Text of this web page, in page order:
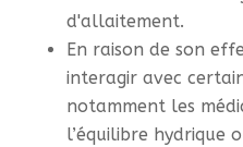
d'allaitement.
En raison de son
interagir avec
notamment les
l’équilibre hydrique